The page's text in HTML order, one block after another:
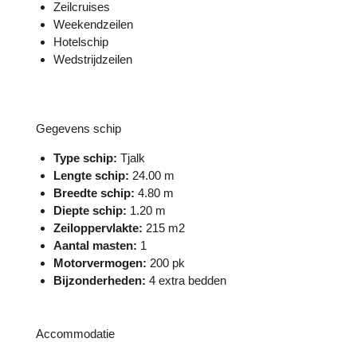
Zeilcruises
Weekendzeilen
Hotelschip
Wedstrijdzeilen
Gegevens schip
Type schip: Tjalk
Lengte schip: 24.00 m
Breedte schip: 4.80 m
Diepte schip: 1.20 m
Zeiloppervlakte: 215 m2
Aantal masten: 1
Motorvermogen: 200 pk
Bijzonderheden: 4 extra bedden
Accommodatie